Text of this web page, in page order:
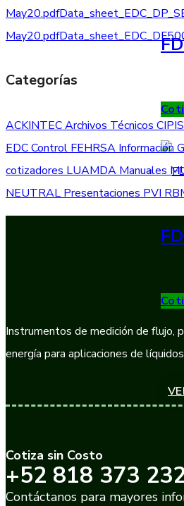
May20.pdf
May20.pdf
Categorías
ACKINTECArchivos Técnicos
EDC Control FEHRSA Información
cotizadores LUAMDA Manuales
NEUTRAL Presentaciones PVI
Instrumentos de medición de flujo,
energía para aplicaciones de
Cotiza sin Costo
+52 818 373
Contáctanos para mayores